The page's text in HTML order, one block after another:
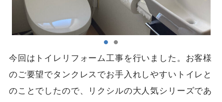
今回はトイレリフォーム工事を行いました。お客様
のご要望でタンクレスでお手入れしやすいトイレと
のことでしたので、リクシルの大人気シリーズであ